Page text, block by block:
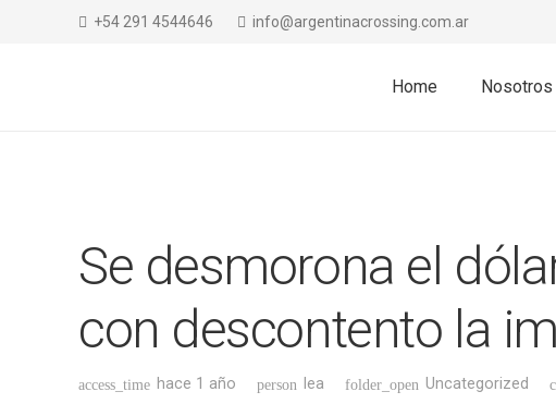
+54 291 4544646 info@argentinacrossing.com.ar
Home Nosotros
Se desmorona el
con descontento la
access_time hace 1 año person lea folder_open Uncategorized